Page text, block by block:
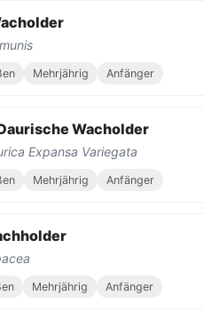
Mehrjährig Anfänger
Wacholder
Expansa Variegata
Mehrjährig Anfänger
Mehrjährig Anfänger